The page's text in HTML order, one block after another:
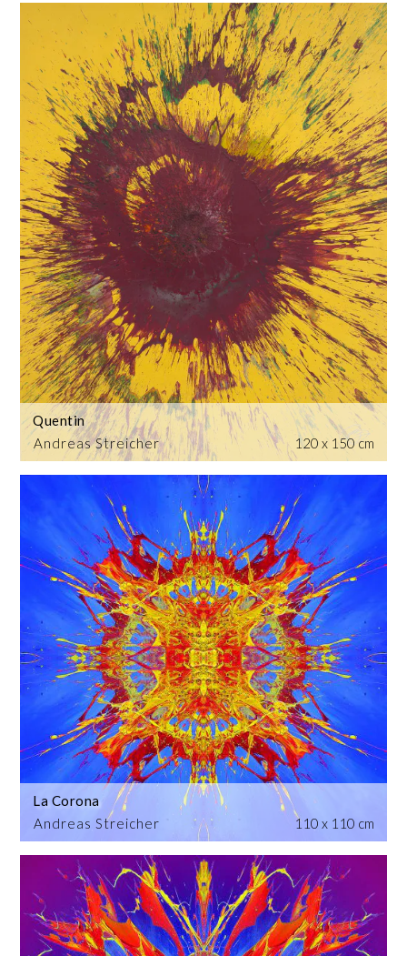
Andreas Streicher
Quentin
120 x 150 cm
Andreas Streicher
La Corona
110 x 110 cm